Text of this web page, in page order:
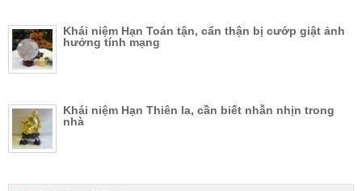
Khái niệm Hạn Toán tận, cẩn thận bị cướp giật ảnh
hưởng tính mạng
Khái niệm Hạn Thiên la, cần biết nhẫn nhịn trong
nhà